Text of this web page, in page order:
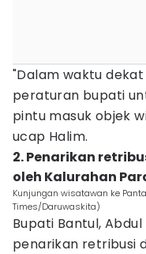
"Dalam waktu
peraturan bupati
pintu masuk objek
ucap Halim.
2. ‎Penarikan
oleh Kalurahan
Kunjungan wisatawan ke
Times/Daruwaskita)
Bupati Bantul,
penarikan retribusi